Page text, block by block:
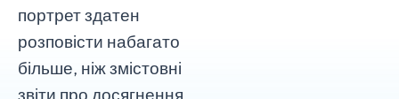
портрет здатен
розповісти набагато
більше, ніж змістовні
звіти про досягнення